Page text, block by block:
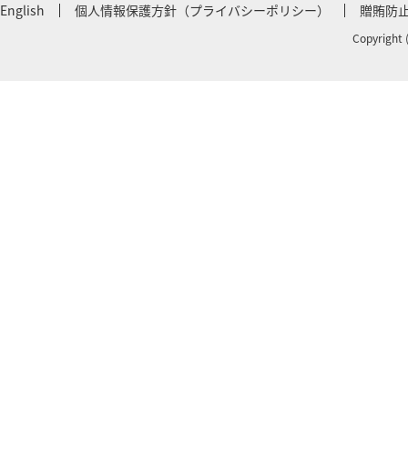
English 個人情報保護方針（プライバシーポリシー） 贈賄防
Copyright